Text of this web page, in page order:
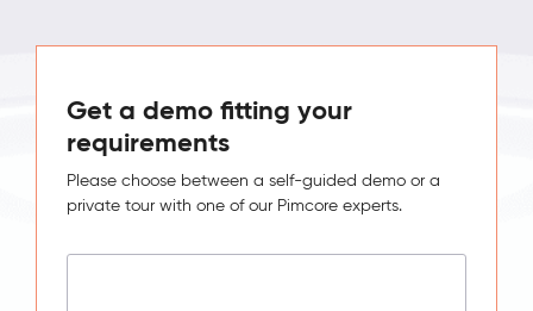
Get a demo fitting your
requirements
Please choose between a self-guided demo or a
private tour with one of our Pimcore experts.